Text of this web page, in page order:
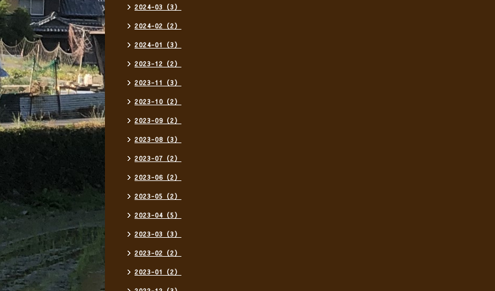
2024-03（3）
2024-02（2）
2024-01（3）
2023-12（2）
2023-11（3）
2023-10（2）
2023-09（2）
2023-08（3）
2023-07（2）
2023-06（2）
2023-05（2）
2023-04（5）
2023-03（3）
2023-02（2）
2023-01（2）